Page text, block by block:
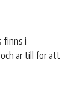
finns i
är till för att